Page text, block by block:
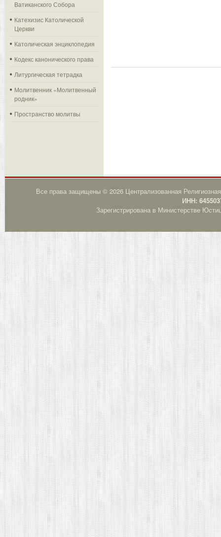
Ватиканского Собора
Катехизис Католической
Церкви
Католическая энциклопедия
Кодекс канонического права
Литургическая тетрадка
Молитвенник «Молитвенный
родник»
Пространство молитвы
Все права защищены © 2026 Централизованная
ИНН:
Зарегистрирована в Министерстве